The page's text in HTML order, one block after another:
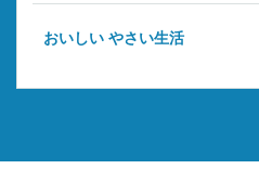
おいしい やさい生活